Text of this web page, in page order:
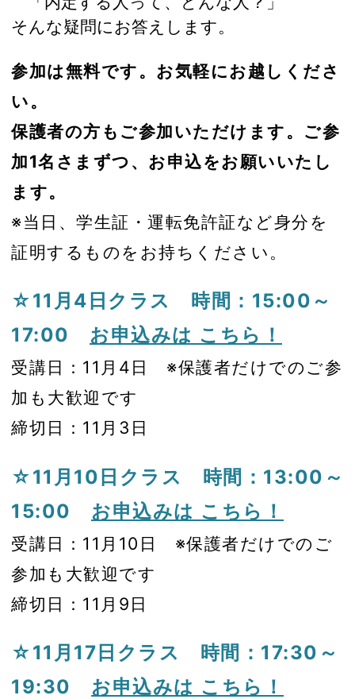
そんな疑問にお答えします。
参加は無料です。お気軽にお越しくださ
い。
保護者の方もご参加いただけます。ご参
加1名さまずつ、お申込をお願いいたし
ます。
※当日、学生証・運転免許証など身分を
証明するものをお持ちください。
☆11月4日クラス 時間：15:00～
17:00 お申込みは こちら！
受講日：11月4日 ※保護者だけでのご参
加も大歓迎です
締切日：11月3日
☆11月10日クラス 時間：13:00～
15:00 お申込みは こちら！
受講日：11月10日 ※保護者だけでのご
参加も大歓迎です
締切日：11月9日
☆11月17日クラス 時間：17:30～
19:30 お申込みは こちら！